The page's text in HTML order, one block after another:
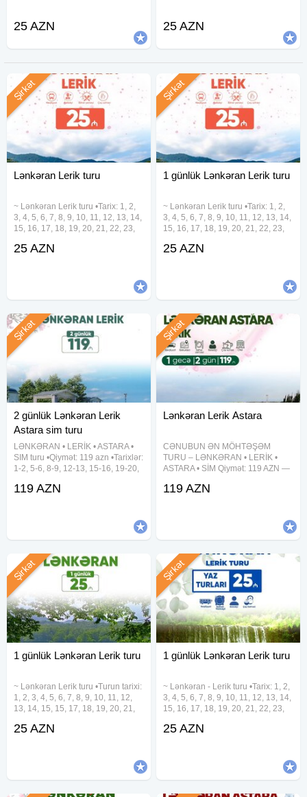
25 AZN 25 AZN
Lənkəran Lerik turu
~ Lənkəran Lerik turu •Tarix: 1, 2,
3, 4, 5, 6, 7, 8, 9, 10, 11, 12, 13, 14,
15, 16, 17, 18, 19, 20, 21, 22, 23,
Avqust •Qiymət: • Ekonom paket -
Şirkət
25 AZN
1 günlük Lənkəran Lerik turu
~ Lənkəran Lerik turu •Tarix: 1, 2,
3, 4, 5, 6, 7, 8, 9, 10, 11, 12, 13, 14,
15, 16, 17, 18, 19, 20, 21, 22, 23,
Avqust •Qiymət: •Ekonom Paket:
Şirkət
25 AZN
2 günlük Lənkəran Lerik
Astara sim turu
LƏNKƏRAN • LERİK • ASTARA •
SIM turu •Qiymət: 119 azn •Tarixlər:
1-2, 5-6, 8-9, 12-13, 15-16, 19-20,
daxildir: • Vıp nəqliyyat xidməti • 2
Şirkət
119 AZN
Lənkəran Lerik Astara
CƏNUBUN ƏN MÖHTƏŞƏM
TURU – LƏNKƏRAN • LERİK •
ASTARA • SİM Qiymət: 119 AZN —
22-23, 29-30 avqust • Həftə içi :5-
Şirkət
119 AZN
1 günlük Lənkəran Lerik turu
~ Lənkəran Lerik turu •Turun tarixi:
1, 2, 3, 4, 5, 6, 7, 8, 9, 10, 11, 12,
13, 14, 15, 15, 17, 18, 19, 20, 21,
31 Avqust •Turun qiyməti: •Ekonom
Şirkət
25 AZN
1 günlük Lənkəran Lerik turu
~ Lənkəran - Lerik turu •Tarix: 1, 2,
3, 4, 5, 6, 7, 8, 9, 10, 11, 12, 13, 14,
15, 16, 17, 18, 19, 20, 21, 22, 23,
Avqust •Qiymət: • Ekonom paket -
Şirkət
25 AZN